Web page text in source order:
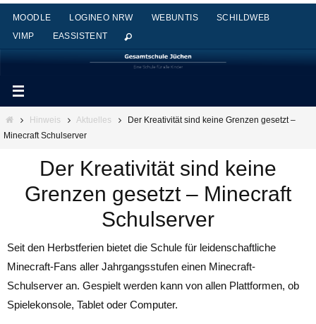
Zum
Inhalt
springen
MOODLE LOGINEO NRW WEBUNTIS
SCHILDWEB
VIMP
EASSISTENT
StartHinweis Aktuelles
Der Kreativität sind keine Grenzen gesetzt –
Minecraft Schulserver
Der Kreativität sind keine
Grenzen gesetzt – Minecraft
Schulserver
Seit den Herbstferien bietet die Schule für leidenschaftliche
Minecraft-Fans aller Jahrgangsstufen einen Minecraft-
Schulserver an. Gespielt werden kann von allen Plattformen, ob
Spielekonsole, Tablet oder Computer.